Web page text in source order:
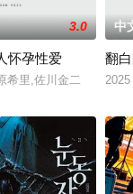
索命”等一连串妖异
3.0
怀孕性爱
希里,佐川金二
中
翻